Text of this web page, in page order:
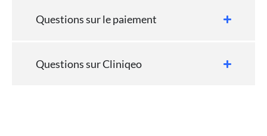
Questions sur le paiement
Questions sur Cliniqeo